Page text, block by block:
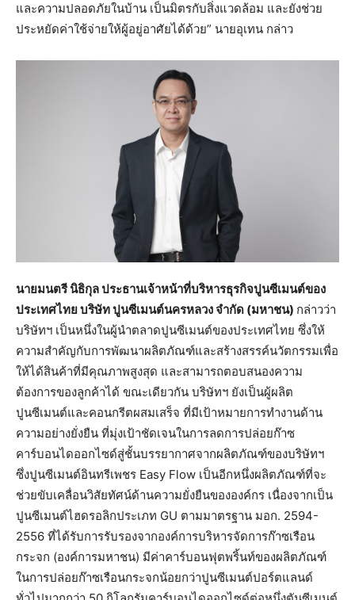
และความปลอดภัยในบ้าน เป็นมิตรกับสิ่งแวดล้อม และยังช่วย
ประหยัดค่าใช้จ่ายให้ผู้อยู่อาศัยได้ด้วย” นายอุเทน กล่าว
นายมนตรี นิธิกุล ประธานเจ้าหน้าที่บริหารธุรกิจปูนซีเมนต์ของ
ประเทศไทย บริษัท ปูนซีเมนต์นครหลวง จำกัด (มหาชน) กล่าวว่า
บริษัทฯ เป็นหนึ่งในผู้นำตลาดปูนซีเมนต์ของประเทศไทย ซึ่งให้
ความสำคัญกับการพัฒนาผลิตภัณฑ์และสร้างสรรค์นวัตกรรมเพื่อ
ให้ได้สินค้าที่มีคุณภาพสูงสุด และสามารถตอบสนองความ
ต้องการของลูกค้าได้ ขณะเดียวกัน บริษัทฯ ยังเป็นผู้ผลิต
ปูนซีเมนต์และคอนกรีตผสมเสร็จ ที่มีเป้าหมายการทำงานด้าน
ความอย่างยั่งยืน ที่มุ่งเป้าชัดเจนในการลดการปล่อยก๊าซ
คาร์บอนไดออกไซด์สู่ชั้นบรรยากาศจากผลิตภัณฑ์ของบริษัทฯ
ซึ่งปูนซีเมนต์อินทรีเพชร Easy Flow เป็นอีกหนึ่งผลิตภัณฑ์ที่จะ
ช่วยขับเคลื่อนวิสัยทัศน์ด้านความยั่งยืนขององค์กร เนื่องจากเป็น
ปูนซีเมนต์ไฮดรอลิกประเภท GU ตามมาตรฐาน มอก. 2594-
2556 ที่ได้รับการรับรองจากองค์การบริหารจัดการก๊าซเรือน
กระจก (องค์การมหาชน) มีค่าคาร์บอนฟุตพริ้นท์ของผลิตภัณฑ์
ในการปล่อยก๊าซเรือนกระจกน้อยกว่าปูนซีเมนต์ปอร์ตแลนด์